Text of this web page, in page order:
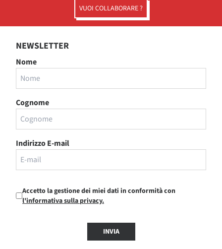
VUOI COLLABORARE ?
NEWSLETTER
Nome
Cognome
Indirizzo E-mail
Accetto la gestione dei miei dati in conformità con
l'informativa sulla privacy.
INVIA